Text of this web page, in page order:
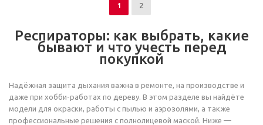
1 2
Респираторы: как выбрать, какие
бывают и что учесть перед
покупкой
Надёжная защита дыхания важна в ремонте, на производстве и
даже при хобби-работах по дереву. В этом разделе вы найдёте
модели для окраски, работы с пылью и аэрозолями, а также
профессиональные решения с полнолицевой маской. Ниже —